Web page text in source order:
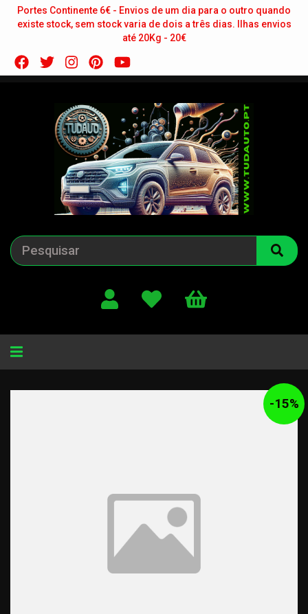
Portes Continente 6€ - Envios de um dia para o outro quando
existe stock, sem stock varia de dois a três dias. Ilhas envios
até 20Kg - 20€
Alternar
-15%